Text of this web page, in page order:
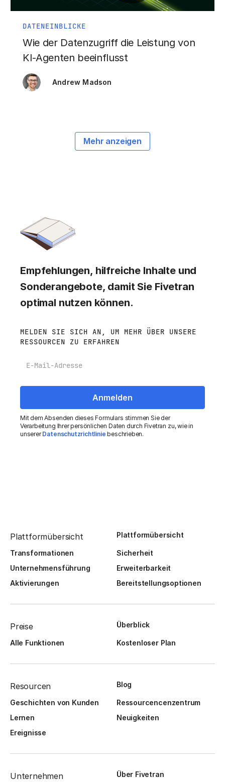
DATENEINBLICKE
Wie der Datenzugriff die Leistung von
KI-Agenten beeinflusst
Andrew Madson
Mehr anzeigen
Empfehlungen, hilfreiche Inhalte und
Sonderangebote, damit Sie Fivetran
optimal nutzen können.
MELDEN SIE SICH AN, UM MEHR ÜBER UNSERE
RESSOURCEN ZU ERFAHREN
Mit dem Absenden dieses Formulars stimmen Sie der
Verarbeitung Ihrer persönlichen Daten durch Fivetran zu, wie in
unsererDatenschutzrichtlinie beschrieben.
Plattformübersicht Plattformübersicht
Transformationen
Sicherheit
Unternehmensführung
Erweiterbarkeit
Aktivierungen
Bereitstellungsoptionen
Preise Überblick
Alle Funktionen Kostenloser Plan
Resourcen Blog
Geschichten von Kunden
Ressourcencenzentrum
Lernen
Neuigkeiten
Ereignisse
Unternehmen Über Fivetran